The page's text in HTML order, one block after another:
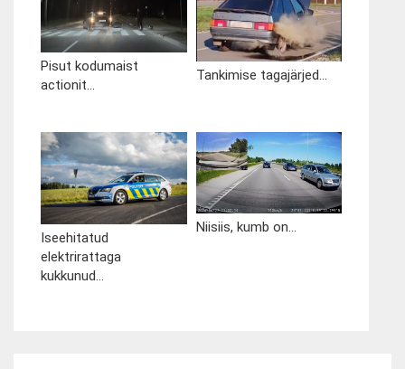
Pisut kodumaist
actionit...
Tankimise tagajärjed...
Iseehitatud
elektrirattaga
kukkunud...
Niisiis, kumb on...